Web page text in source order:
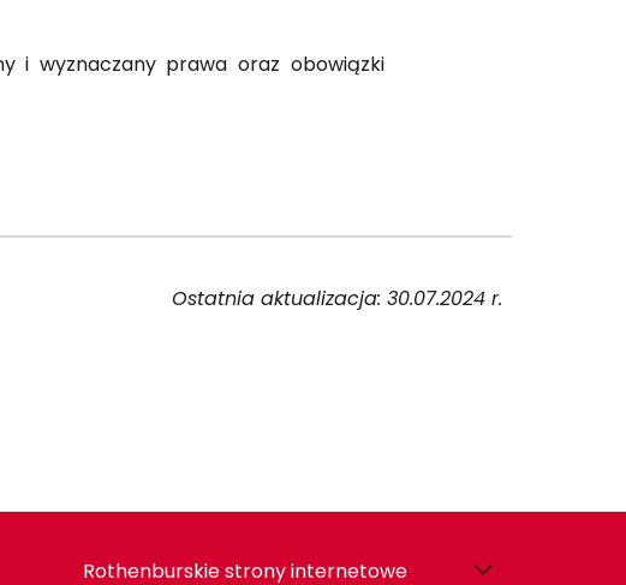
i wyznaczany prawa oraz obowiązki
Ostatnia aktualizacja: 30.07.2024 r.
Rothenburskie strony internetowe